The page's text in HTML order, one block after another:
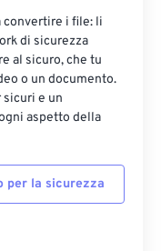
convertire i file: li
di sicurezza
al sicuro, che tu
o un documento.
sicuri e un
aspetto della
per la sicurezza